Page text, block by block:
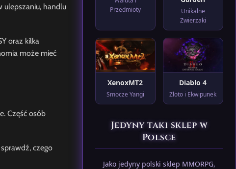
ulepszaniu, handlu
oraz kilka
może mieć
Część osób
czego
Przedmioty
Unikalne
Zwierzaki
XenoxMT2
Smocze Yangi
Diablo 4
Złoto i Ekwipunek
Jedyny taki sklep w
Polsce
Jako jedyny polski sklep MMORPG,